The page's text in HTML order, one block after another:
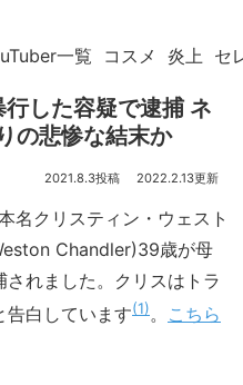
一覧 コスメ 炎上 セ
した容疑で逮捕 ネ
の悲惨な結末か
2021.8.3 2022.2.13
名クリスティン・ウェスト
Chandler)39歳が母
れました。クリスはトラ
告白しています 1 。 こちら